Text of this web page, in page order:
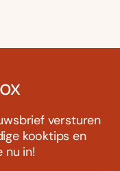
versturen
kooktips en
nu in!